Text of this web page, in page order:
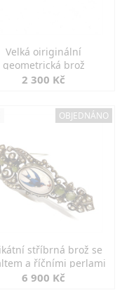
Velká oiriginální
geometrická brož
2 300 Kč
OBJEDNÁNO
stříbrná brož se
a říčními perlami
6 900 Kč